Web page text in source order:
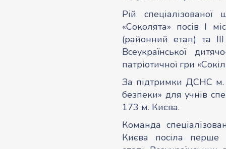
Рій
«Соколята» посів І
(районний етап) та
Всеукраїнської
патріотичної гри
За підтримки ДСНС м.
безпеки» для учнів
173 м. Києва.
Команда
Києва посіла